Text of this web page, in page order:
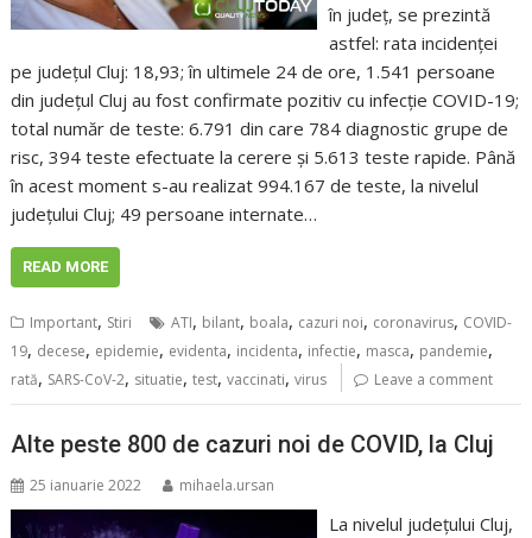
în județ, se prezintă
astfel: rata incidenței
pe județul Cluj: 18,93; în ultimele 24 de ore, 1.541 persoane
din județul Cluj au fost confirmate pozitiv cu infecție COVID-19;
total număr de teste: 6.791 din care 784 diagnostic grupe de
risc, 394 teste efectuate la cerere și 5.613 teste rapide. Până
în acest moment s-au realizat 994.167 de teste, la nivelul
județului Cluj; 49 persoane internate…
READ MORE
Important, Stiri ATI, bilant, boala, cazuri noi, coronavirus, COVID-
19, decese, epidemie, evidenta, incidenta, infectie, masca, pandemie,
rată, SARS-CoV-2, situatie,test,vaccinati,virus Leave a comment
Alte peste 800 de cazuri noi de COVID, la Cluj
25 ianuarie 2022 mihaela.ursan
La nivelul județului Cluj,